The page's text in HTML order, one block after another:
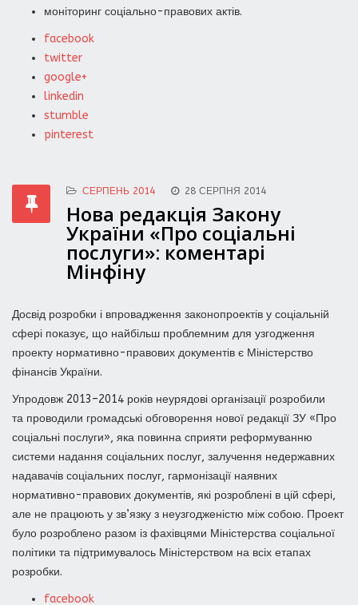
моніторинг соціально-правових актів.
facebook
twitter
google+
linkedin
stumble
pinterest
СЕРПЕНЬ 2014 28 СЕРПНЯ 2014
Нова редакція Закону
України «Про соціальні
послуги»: коментарі
Мінфіну
Досвід розробки і впровадження законопроектів у соціальній
сфері показує, що найбільш проблемним для узгодження
проекту нормативно-правових документів є Міністерство
фінансів України.
Упродовж 2013–2014 років неурядові організації розробили
та проводили громадські обговорення нової редакції ЗУ «Про
соціальні послуги», яка повинна сприяти реформуванню
системи надання соціальних послуг, залучення недержавних
надавачів соціальних послуг, гармонізації наявних
нормативно-правових документів, які розроблені в цій сфері,
але не працюють у зв’язку з неузгодженістю між собою. Проект
було розроблено разом із фахівцями Міністерства соціальної
політики та підтримувалось Міністерством на всіх етапах
розробки.
facebook